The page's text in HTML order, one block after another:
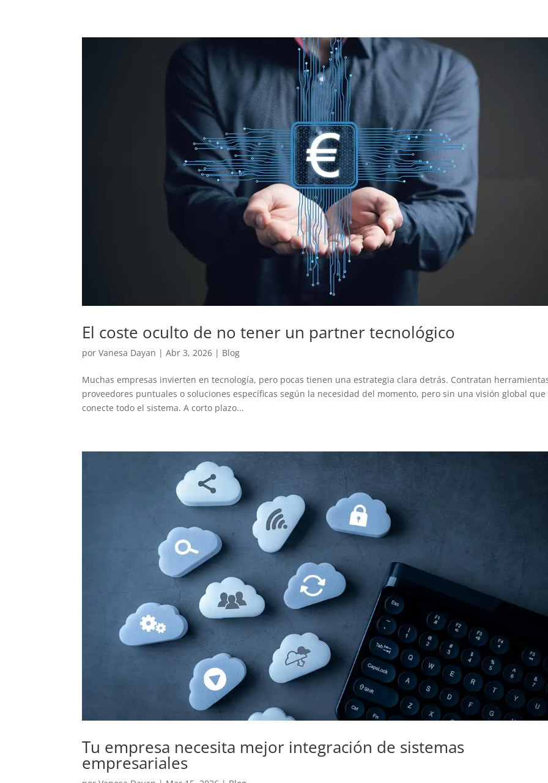
El coste oculto de no tener un partner tecnológico
porVanesa Dayan |Abr 3, 2026 | Blog
Muchas empresas invierten en tecnología, pero pocas tienen una estrategia clara detrás. Contratan
proveedores puntuales o soluciones específicas según la necesidad del momento, pero sin una visión global que
conecte todo el sistema. A corto plazo...
Tu empresa necesita mejor integración de sistemas
empresariales